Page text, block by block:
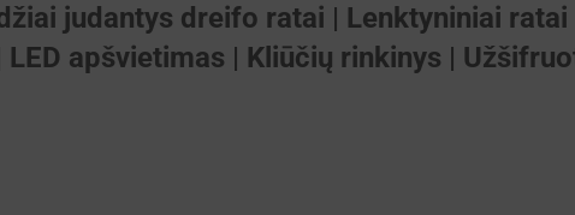
judantys dreifo ratai | Lenktyniniai
LED apšvietimas | Kliūčių rinkinys |